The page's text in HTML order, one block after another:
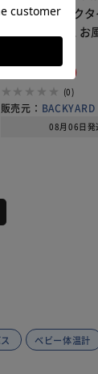
ア 通販 フランク
20cm 風呂イス お
お風呂椅子 おしゃ
ふろ シンプル バス
58ポイント(1倍)
(0)
販売元：
08月06日発
ベビー体温計